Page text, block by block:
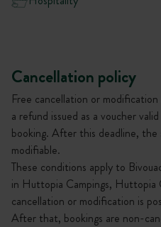
Cancellation policy
Free cancellation or
a refund issued as a voucher
booking. After this deadline,
modifiable.
These conditions apply to
in Huttopia Campings, Huttopia
cancellation or modification is
After that, bookings are non-